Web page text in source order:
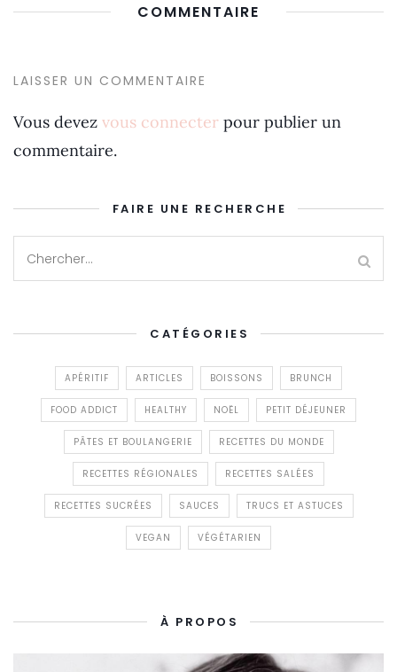
COMMENTAIRE
LAISSER UN COMMENTAIRE
Vous devez vous connecter pour publier un
commentaire.
FAIRE UNE RECHERCHE
CATÉGORIES
APÉRITIF ARTICLES BOISSONS BRUNCH
FOOD ADDICT HEALTHY NOËL PETIT DÉJEUNER
PÂTES ET BOULANGERIE RECETTES DU MONDE
RECETTES RÉGIONALES RECETTES SALÉES
RECETTES SUCRÉES SAUCES TRUCS ET ASTUCES
VEGAN VÉGÉTARIEN
À PROPOS